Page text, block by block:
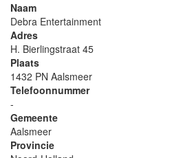
Naam
Debra Entertainment
Adres
H. Bierlingstraat 45
Plaats
1432 PN Aalsmeer
Telefoonnummer
-
Gemeente
Aalsmeer
Provincie